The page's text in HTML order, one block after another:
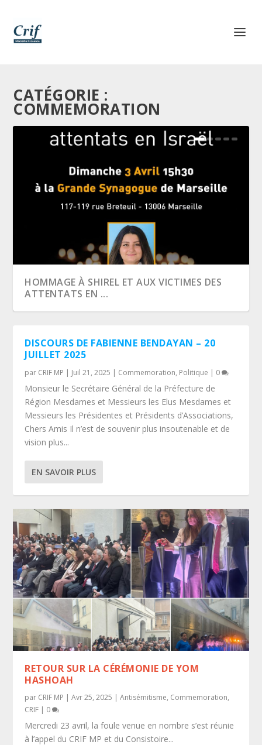
CATÉGORIE :
COMMEMORATION
HOMMAGE À SHIREL ET AUX VICTIMES DES
ATTENTATS EN ...
CÉRÉMONIE DU 27 JANVIER 2022 AU CAMP
DES MILLES
BELLE ET HEUREUSE ANNÉE 2022!
BELLE ET HEUREUSE ANNÉE 2021!
MARSEILLE : 77E ANNIVERSAIRE DE
L’ÉVACUATION ET DE...
DISCOURS DE FABIENNE BENDAYAN – 20
JUILLET 2025
par CRIF MP | Juil 21, 2025 | Commemoration, Politique | 0
Monsieur le Secrétaire Général de la Préfecture de
Région Mesdames et Messieurs les Elus Mesdames et
Messieurs les Présidentes et Présidents d’Associations,
Chers Amis Il n’est de souvenir plus insoutenable et de
vision plus...
EN SAVOIR PLUS
RETOUR SUR LA CÉRÉMONIE DE YOM
HASHOAH
par CRIF MP |Avr 25, 2025 |Antisémitisme, Commemoration,
CRIF | 0
Mercredi 23 avril, la foule venue en nombre s’est réunie
à l’appel du CRIF MP et du Consistoire...